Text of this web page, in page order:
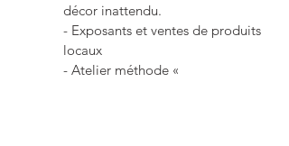
décor inattendu.
- Exposants et ventes de produits
locaux
- Atelier méthode «